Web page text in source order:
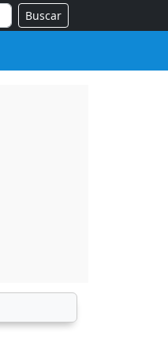
Buscar